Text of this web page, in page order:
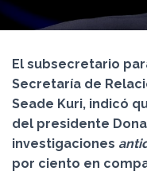
El subsecretario
Secretaría de
Seade Kuri, indicó
del presidente
investigaciones
por ciento en